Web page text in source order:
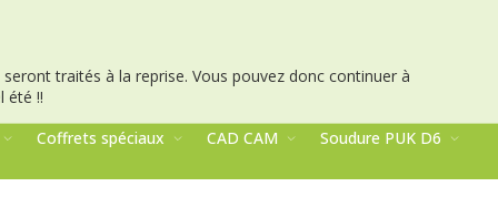
traités à la reprise. Vous pouvez donc continuer à
été !!
Coffrets spéciaux CAD CAM
Soudure PUK D6